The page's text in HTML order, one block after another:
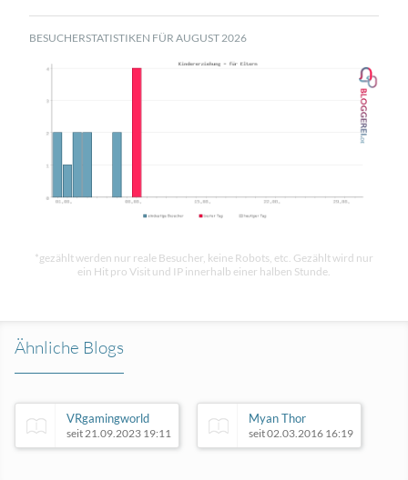
BESUCHERSTATISTIKEN FÜR AUGUST 2026
*gezählt werden nur reale Besucher, keine Robots, etc. Gezählt wird nur
ein Hit pro Visit und IP innerhalb einer halben Stunde.
Ähnliche Blogs
VRgamingworld
seit 21.09.2023 19:11
Myan Thor
seit 02.03.2016 16:19